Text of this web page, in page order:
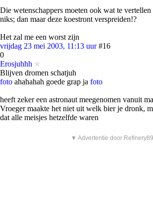
Die wetenschappers moeten ook wat te vertellen
niks; dan maar deze koestront verspreiden!?
Het zal me een worst zijn
vrijdag 23 mei 2003, 11:13 uur #16
0
Erosjuhhh
Blijven dromen schatjuh
foto ahahahah goede grap ja foto
heeft zeker een astronaut meegenomen vanuit
Vroeger maakte het niet uit welk bier je dronk,
dat alle meisjes hetzelfde waren
▼ Advertentie door Refinery89